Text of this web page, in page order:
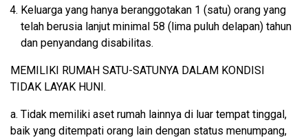
Keluarga yang hanya beranggotakan 1 (satu) orang yang
telah berusia lanjut minimal 58 (lima puluh delapan) tahun
dan penyandang disabilitas.
MEMILIKI RUMAH SATU-SATUNYA DALAM KONDISI
TIDAK LAYAK HUNI.
a. Tidak memiliki aset rumah lainnya di luar tempat tinggal,
baik yang ditempati orang lain dengan status menumpang,